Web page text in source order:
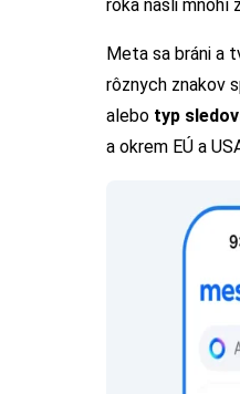
roka našli mnohí
Meta sa bráni a
rôznych znakov
alebo typ
a okrem EÚ a